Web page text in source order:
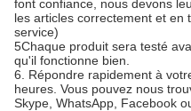
font confiance, nous devons
les articles correctement et en
service)
5Chaque produit sera testé
qu'il fonctionne bien.
6. Répondre rapidement à
heures. Vous pouvez nous
Skype, WhatsApp, Facebook